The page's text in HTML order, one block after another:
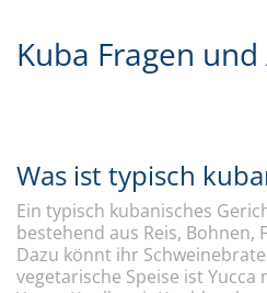
Kuba Fragen
Was ist typisch
Ein typisch kubanisches
bestehend aus Reis, Bohnen,
Dazu könnt ihr
vegetarische Speise ist